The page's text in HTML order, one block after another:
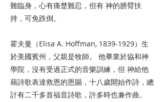
難臨身，心有痛楚難忍，但有 神的膀臂扶
持，可免跌倒。
霍夫曼（Elisa A. Hoffman, 1839-1929）生
於美國賓州，父親是牧師。 他畢業於協和神
學院，沒有受過正式的音樂訓練，但 神給他
藉詩歌表達救恩的恩賜，十八歲開始作詩，總
計有二千多首福音詩歌，許多時也兼作曲。